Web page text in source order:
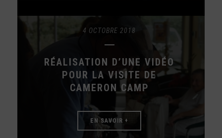
4 OCTOBRE 2018
RÉALISATION D’UNE VIDÉO
POUR LA VISITE DE
CAMERON CAMP
EN SAVOIR +